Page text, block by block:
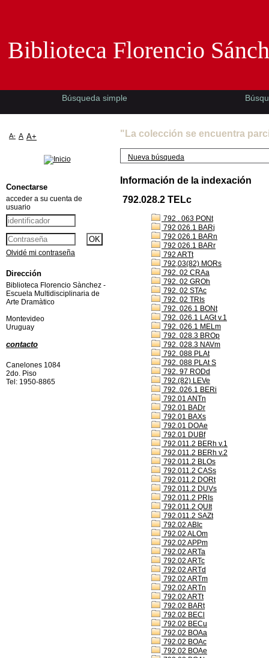
"La colección se encuentra
Nueva búsqueda
Información de la indexación
792.028.2 TELc
792 . 063 PONt
792 026.1 BARj
792 026.1 BARn
792 026.1 BARr
792 ARTt
792,03(82) MORs
792. 02 CRAa
792. 02 GROh
792. 02 STAc
792. 02 TRIs
792. 026.1 BONt
792. 026.1 LAGt v.1
792. 026.1 MELm
792. 028.3 BROp
792. 028.3 NAVm
792. 088 PLAt
792. 088 PLAt S
792. 97 RODd
792.(82) LEVe
792..026.1 BERi
792.01 ANTn
792.01 BADr
792.01 BAXs
792.01 DOAe
792.01 DUBf
792.011.2 BERh v.1
792.011.2 BERh v.2
792.011.2 BLOs
792.011.2 CASs
792.011.2 DORt
792.011.2 DUVs
792.011.2 PRIs
792.011.2 QUIt
792.011.2 SAZt
792.02 ABIc
792.02 ALOm
792.02 APPm
792.02 ARTa
792.02 ARTc
792.02 ARTd
792.02 ARTm
792.02 ARTn
792.02 ARTt
792.02 BARt
792.02 BECl
792.02 BECu
792.02 BOAa
792.02 BOAc
792.02 BOAe
Biblioteca Florencio
Búsqueda simple
A- A A+
Conectarse
acceder a su cuenta de
usuario
Olvidé mi contraseña
Dirección
Biblioteca Florencio Sànchez -
Escuela Multidisciplinaria de
Arte Dramàtico
Montevideo
Uruguay
contacto
Canelones 1084
2do. Piso
Tel: 1950-8865